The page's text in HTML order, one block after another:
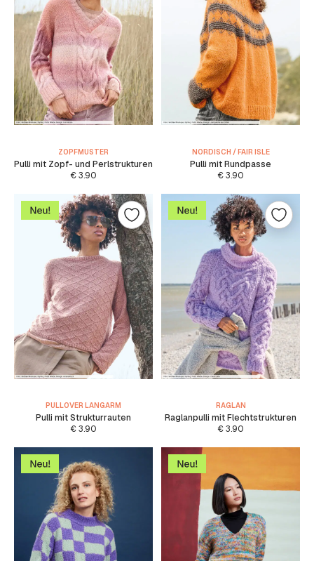
ZOPFMUSTER
Pulli mit Zopf- und Perlstrukturen
€3.90
NORDISCH / FAIR ISLE
Pulli mit Rundpasse
€3.90
PULLOVER LANGARM
Pulli mit Strukturrauten
€3.90
RAGLAN
Raglanpulli mit Flechtstrukturen
€3.90